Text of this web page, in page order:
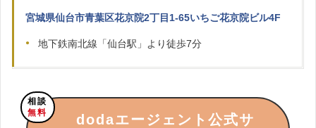
宮城県仙台市青葉区花京院2丁目1-65いちご花京院ビル4F
地下鉄南北線「仙台駅」より徒歩7分
相談
無料
dodaエージェント公式サ